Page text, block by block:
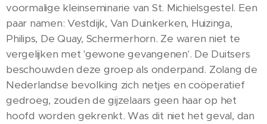
voormalige kleinseminarie van St. Michielsgestel. Een
paar namen: Vestdijk, Van Duinkerken, Huizinga,
Philips, De Quay, Schermerhorn. Ze waren niet te
vergelijken met 'gewone gevangenen'. De Duitsers
beschouwden deze groep als onderpand. Zolang de
Nederlandse bevolking zich netjes en coöperatief
gedroeg, zouden de gijzelaars geen haar op het
hoofd worden gekrenkt. Was dit niet het geval, dan